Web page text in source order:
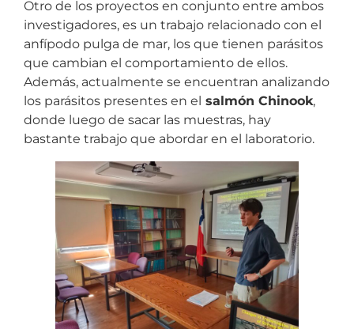
Otro de los proyectos en conjunto entre ambos
investigadores, es un trabajo relacionado con el
anfípodo pulga de mar, los que tienen parásitos
que cambian el comportamiento de ellos.
Además, actualmente se encuentran analizando
los parásitos presentes en el salmón Chinook,
donde luego de sacar las muestras, hay
bastante trabajo que abordar en el laboratorio.